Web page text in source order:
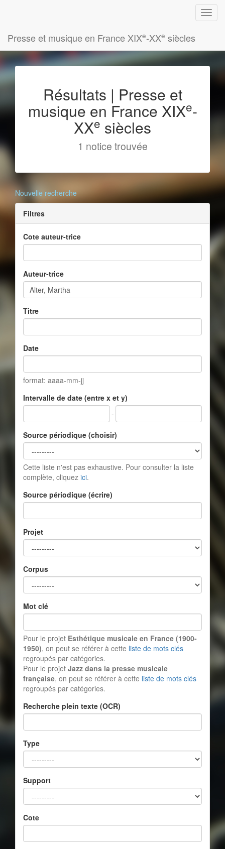
Presse et musique en France XIXe-XXe siècles
Résultats | Presse et
musique en France XIXe-
XXe siècles
1 notice trouvée
Nouvelle recherche
Filtres
Cote auteur-trice
Auteur-trice
Titre
Date
format: aaaa-mm-jj
Intervalle de date (entre x et y)
-
Source périodique (choisir)
Cette liste n'est pas exhaustive. Pour consulter la liste
complète, cliquez ici.
Source périodique (écrire)
Projet
Corpus
Mot clé
Pour le projet Esthétique musicale en France (1900-
1950), on peut se référer à cette liste de mots clés
regroupés par catégories.
Pour le projet Jazz dans la presse musicale
française, on peut se référer à cette liste de mots clés
regroupés par catégories.
Recherche plein texte (OCR)
Type
Support
Cote